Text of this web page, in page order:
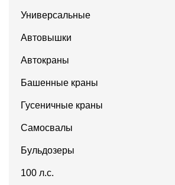
Универсальные
Автовышки
Автокраны
Башенные краны
Гусеничные краны
Самосвалы
Бульдозеры
100 л.с.